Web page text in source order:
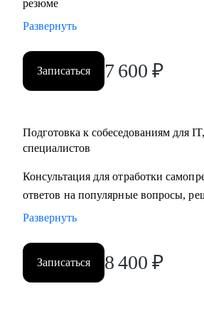
3) запустил свой пет-проект;
4) за месяц нашел работу в синьор
компании;
5) нашла инвестора на американском
С чем помогу:
• Помогаю тем, кто в поиске
стратегии поиска на сессиях, сети
• Помогаю найти подходящую работу,
горит.
отрепетируем собеседования на
позиции.
резюме
Развернуть
Записаться 7 600 ₽
Подготовка к собеседованиям для
специалистов
Консультация для отработки
ответов на популярные вопросы,
Развернуть
Записаться 8 400 ₽